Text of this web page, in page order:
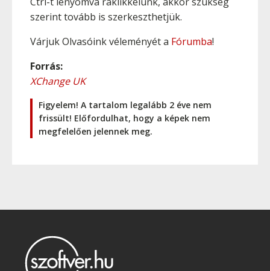
szerint tovább is szerkeszthetjük.
Várjuk Olvasóink véleményét a Fórumba!
Forrás:
XChange UK
Figyelem! A tartalom legalább 2 éve nem
frissült! Előfordulhat, hogy a képek nem
megfelelően jelennek meg.